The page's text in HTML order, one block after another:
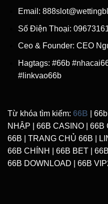
Email:
Số Điện Thoại:
Ceo & Founder: CEO
Hagtags: #66b
#linkvao66b
Từ khóa tìm kiếm: 66B
|
NHẬP | 66B CASINO | 66B
66B | TRANG CHỦ 66B |
66B CHÍNH | 66B BET |
66B DOWNLOAD | 66B